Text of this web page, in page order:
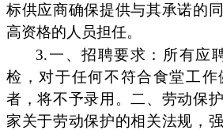
标供应商确保提供与其承诺的
高资格的人员担任。
3.一、招聘要求：所有应
检，对于任何不符合食堂工作
者，将不予录用。二、劳动保
家关于劳动保护的相关法规，